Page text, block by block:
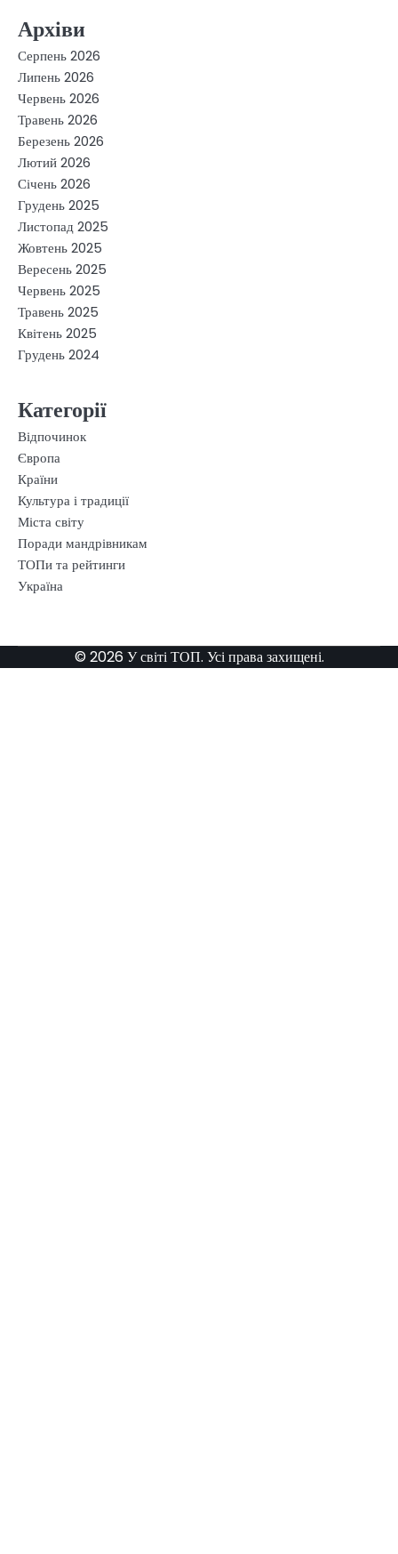
Архіви
Серпень 2026
Липень 2026
Червень 2026
Травень 2026
Березень 2026
Лютий 2026
Січень 2026
Грудень 2025
Листопад 2025
Жовтень 2025
Вересень 2025
Червень 2025
Травень 2025
Квітень 2025
Грудень 2024
Категорії
Відпочинок
Європа
Країни
Культура і традиції
Міста світу
Поради мандрівникам
ТОПи та рейтинги
Україна
© 2026 У світі ТОП. Усі права захищені.